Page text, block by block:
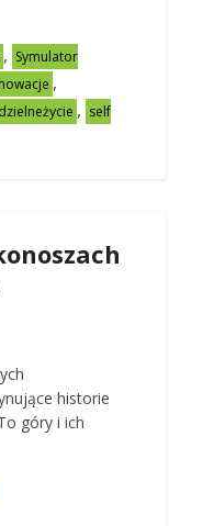
, Symulator
,
, self
historie
góry i ich